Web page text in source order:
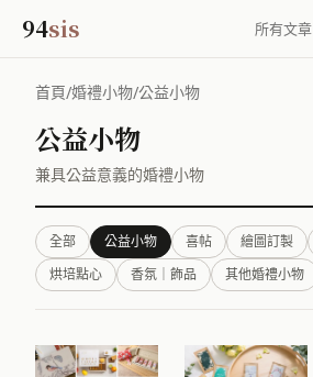
94sis 所有文章
首頁/婚禮小物/公益小物
公益小物
兼具公益意義的婚禮小物
全部 公益小物 喜帖 繪圖訂製
烘培點心
香氛｜飾品 其他婚禮小物